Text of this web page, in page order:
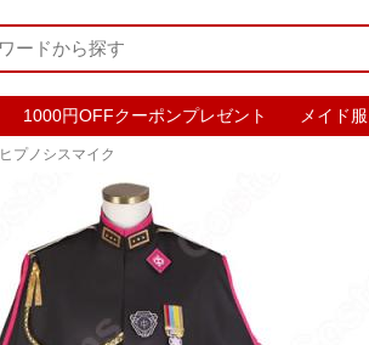
1000円OFFクーポンプレゼント メイド服
ヒプノシスマイク